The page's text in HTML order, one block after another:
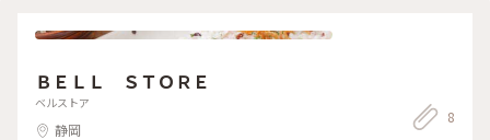
キラキラなロビーで時代を感じました🤍ソファの座り心地がよ
オーシャンビュー #リニューアル #年齢層が高くて #びっくり
しました #バブル世代に人気なのかも #温泉 #露天風呂が最高
すぎた #レトロ #時代を感じる #シャンデリア #キラキラ #豪華
ＢＥＬＬ ＳＴＯＲＥ
ベルストア
静岡
8